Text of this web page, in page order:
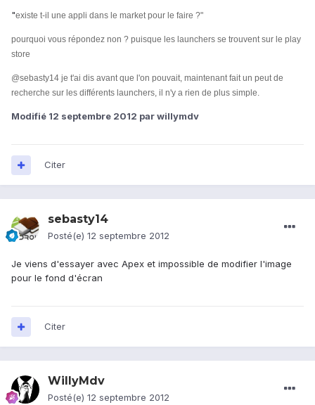
"existe t-il une appli dans le market pour le faire ?"
pourquoi vous répondez non ? puisque les launchers se trouvent sur le play
store
@sebasty14 je t'ai dis avant que l'on pouvait, maintenant fait un peut de
recherche sur les différents launchers, il n'y a rien de plus simple.
Modifié 12 septembre 2012 par willymdv
Citer
sebasty14
Posté(e) 12 septembre 2012
Je viens d'essayer avec Apex et impossible de modifier l'image
pour le fond d'écran
Citer
WillyMdv
Posté(e) 12 septembre 2012